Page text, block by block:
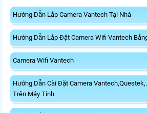
Hướng Dẫn Lắp Camera Vantech Tại Nhà
Hướng Dẫn Lắp Đặt Camera Wifi Vantech
Camera Wifi Vantech
Hướng Dẫn Cài Đặt Camera
Trên Máy Tính